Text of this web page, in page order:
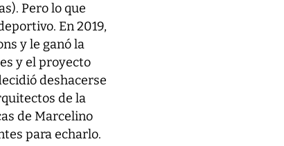
Pero lo que
En 2019,
y le ganó la
y el proyecto
deshacerse
de la
de Marcelino
para echarlo.